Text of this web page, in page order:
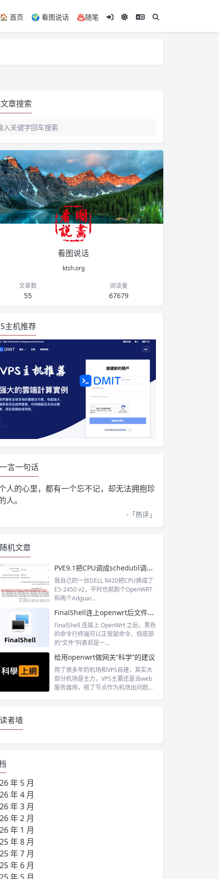
🏠️ 首页 🌍️ 看图说话 ♨️随笔
文章搜索
看图说话
ktsh.org
文章数
55
阅读量
67679
主机推荐
一言一句话
人的心里，都有一个忘不记，却无法拥抱珍
人。
-「热评 」
随机文章
PVE9.1把CPU调成schedutil调度模式
我自己的一台DELL R420把CPU换成了
E5-2450 v2，平时也就跑个OpenWRT
和两个Adguar...
FinalShell连上openwrt后文件这里没有显示
FinalShell 连接上 OpenWrt 之后，黑色
的命令行终端可以正常敲命令，但底部
的“文件”列表却是一...
给用openwrt做网关“科学”的建议
用了很多年的机场和VPS自建，其实大
部分机场是主力，VPS主要还是当web
服务器用，搭了节点作为机场出问题时
读者墙
年 5 月
年 4 月
年 3 月
年 2 月
年 1 月
年 8 月
年 7 月
年 6 月